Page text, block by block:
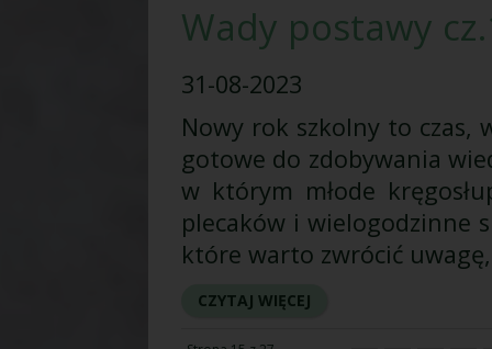
Wady postawy
31-08-2023
Nowy rok szkolny to czas,
gotowe do zdobywania
w którym młode
plecaków i wielogodzinne
które warto zwrócić
CZYTAJ WIĘCEJ